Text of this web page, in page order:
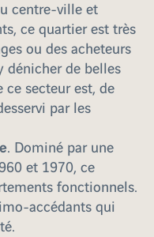
centre-ville et
ce quartier est très
ou des acheteurs
dénicher de belles
ce secteur est, de
par les
. Dominé par une
et 1970, ce
fonctionnels.
accédants qui